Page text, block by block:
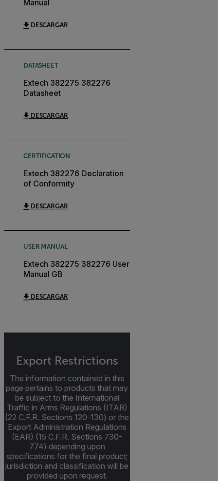
Manual
DESCARGAR
DATASHEET
Extech 382275 382276
Datasheet
DESCARGAR
CERTIFICATION
Extech 382276 Declaration
of Conformity
DESCARGAR
USER MANUAL
Extech 382275 382276 User
Manual GB
DESCARGAR
Export Restrictions
The information contained in this
page pertains to products that may
be subject to the International
Traffic in Arms Regulations (ITAR)
(22 C.F.R. Sections 120-130) or the
Export Administration Regulations
(EAR) (15 C.F.R. Sections 730-
774) depending upon
specifications for the final product;
jurisdiction and classification will be
provided upon request.